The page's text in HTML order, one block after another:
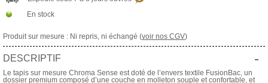
En stock
Produit sur mesure : Ni repris, ni échangé (voir nos CGV)
DESCRIPTIF -
Le tapis sur mesure Chroma Sense est doté de l’envers textile FusionBac, un
dossier premium composé d’une couche en molleton souple et confortable, et